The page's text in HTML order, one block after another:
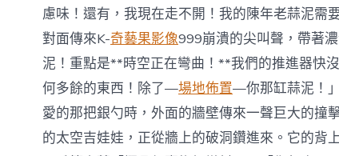
慮味！還有，我現在走不開！我的陳年老蒜泥需
對面傳來K-奇藝果影像999崩潰的尖叫聲，帶著
泥！重點是**時空正在彎曲！**我們的推進器快
何多餘的東西！除了—場地佈置—你那缸蒜泥！
愛的那把銀勺時，外面的牆壁傳來一聲巨大的撞
的太空吉娃娃，正從牆上的破洞鑽進來。它的背